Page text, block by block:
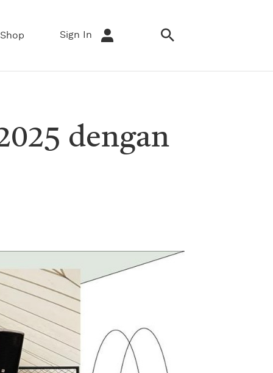
Shop Sign In
dengan